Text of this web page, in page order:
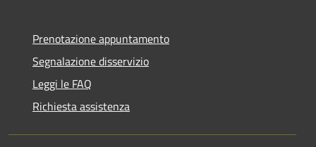
Prenotazione appuntamento
Segnalazione disservizio
Leggi le FAQ
Richiesta assistenza